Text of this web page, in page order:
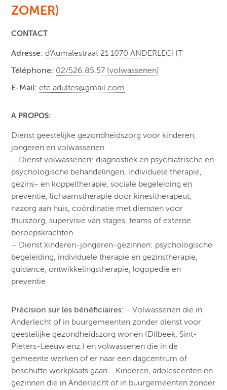
ZOMER)
CONTACT
Adresse:d'Aumalestraat 21 1070 ANDERLECHT
Téléphone: 02/526.85.57 (volwassenen)
E-Mail:ete.adultes@gmail.com
A PROPOS:
Dienst geestelijke gezondheidszorg voor kinderen,
jongeren en volwassenen
– Dienst volwassenen: diagnostiek en psychiatrische en
psychologische behandelingen, individuele therapie,
gezins- en koppeltherapie, sociale begeleiding en
preventie, lichaamstherapie door kinesitherapeut,
nazorg aan huis, coördinatie met diensten voor
thuiszorg, supervisie van stages, teams of externe
beroepskrachten
– Dienst kinderen-jongeren-gezinnen: psychologische
begeleiding, individuele therapie en gezinstherapie,
guidance, ontwikkelingstherapie, logopedie en
preventie
Précision sur les bénéficiaires: - Volwassenen die in
Anderlecht of in buurgemeenten zonder dienst voor
geestelijke gezondheidszorg wonen (Dilbeek, Sint-
Pieters-Leeuw enz.) en volwassenen die in de
gemeente werken of er naar een dagcentrum of
beschutte werkplaats gaan - Kinderen, adolescenten en
gezinnen die in Anderlecht of in buurgemeenten zonder